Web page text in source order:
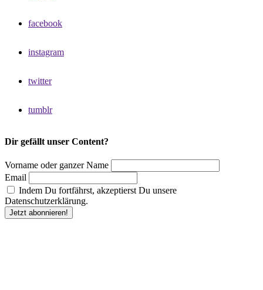
facebook
instagram
twitter
tumblr
Dir gefällt unser Content?
Vorname oder ganzer Name
Email
Indem Du fortfährst, akzeptierst Du unsere
Datenschutzerklärung.